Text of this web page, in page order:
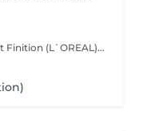
Dans tous nos services, le Shampoing et Finition (L`OREAL)sont compris.